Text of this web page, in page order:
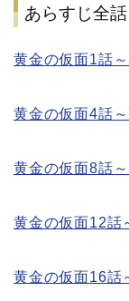
あらすじ全話
黄金の仮面1話
黄金の仮面4話
黄金の仮面8話
黄金の仮面12話
黄金の仮面16話